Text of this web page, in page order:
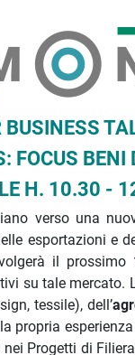
BUSINESS
FOCUS
H. 10.30 -
verso una
esportazioni e
il prossimo
su tale mercato.
tessile), dell’
propria
Progetti di